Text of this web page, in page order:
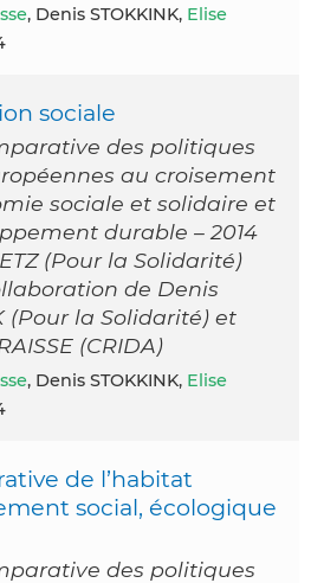
, Denis STOKKINK, Elise
sociale
des politiques
au croisement
sociale et solidaire et
durable – 2014
(Pour la Solidarité)
de Denis
(Pour la Solidarité) et
(CRIDA)
, Denis STOKKINK, Elise
de l’habitat
social, écologique
des politiques